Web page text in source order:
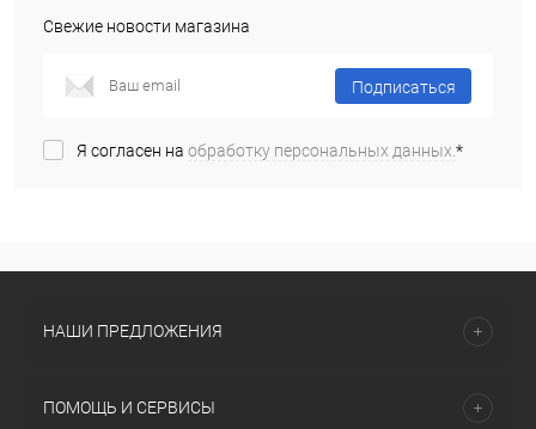
Свежие новости магазина
Подписаться
Я согласен на обработку персональных данных.*
НАШИ ПРЕДЛОЖЕНИЯ
ПОМОЩЬ И СЕРВИСЫ